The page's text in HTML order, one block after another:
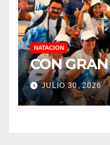
NATACION
CON
JULIO 30, 2026